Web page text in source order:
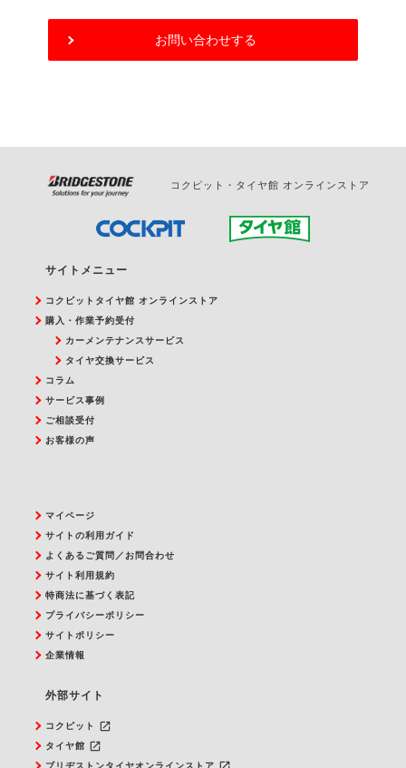
お問い合わせする
コクピット・タイヤ館 オンラインストア
サイトメニュー
コクピットタイヤ館 オンラインストア
購入・作業予約受付
カーメンテナンスサービス
タイヤ交換サービス
コラム
サービス事例
ご相談受付
お客様の声
マイページ
サイトの利用ガイド
よくあるご質問／お問合わせ
サイト利用規約
特商法に基づく表記
プライバシーポリシー
サイトポリシー
企業情報
外部サイト
コクピット launch
タイヤ館 launch
ブリヂストンタイヤオンラインストア